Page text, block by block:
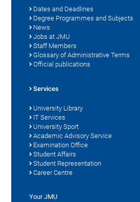
Dates and Deadlines
Degree Programmes and Subjects
News
Jobs at JMU
Staff Members
Glossary of Administrative Terms
Official publications
Services
University Library
IT Services
University Sport
Academic Advisory Service
Examination Office
Student Affairs
Student Representation
Career Centre
Your JMU